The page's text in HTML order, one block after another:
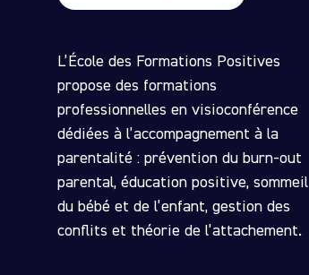
L’École des Formations Positives
propose des formations
professionnelles en visioconférence
dédiées à l’accompagnement à la
parentalité : prévention du burn-out
parental, éducation positive, sommeil
du bébé et de l’enfant, gestion des
conflits et théorie de l’attachement.